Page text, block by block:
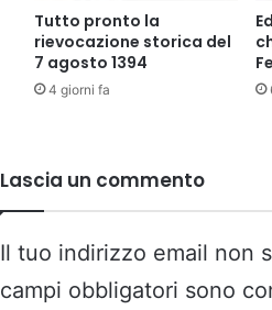
Tutto pronto la
rievocazione storica del
7 agosto 1394
4 giorni fa
Lascia un commento
Il tuo indirizzo email non
campi obbligatori sono